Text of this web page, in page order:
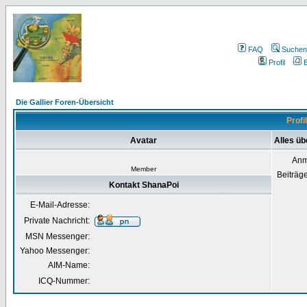
FAQ
Suchen
Profil
Die Gallier Foren-Übersicht
Avatar Alles
Member
Kontakt ShanaPoi
E-Mail-Adresse:
Private Nachricht:
MSN Messenger:
Yahoo Messenger:
AIM-Name:
ICQ-Nummer: